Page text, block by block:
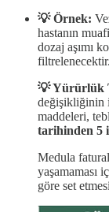
💡 Örnek:
hastanın
dozaj aşımı
filtrelenecektir.
💡 Yürürlük
değişikliğinin
maddeleri,
tarihinden 5
Medula
yaşamaması
göre set